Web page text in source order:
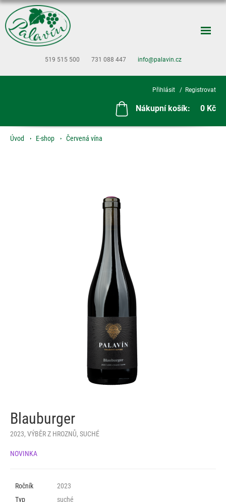
519 515 500 731 088 447 info@palavin.cz
Přihlásit Registrovat
Nákupní košík: 0 Kč
Úvod E-shop Červená vína
Blauburger
2023, VÝBĚR Z HROZNŮ, SUCHÉ
NOVINKA
Ročník
2023
Typ
suché